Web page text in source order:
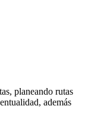
planeando rutas
además